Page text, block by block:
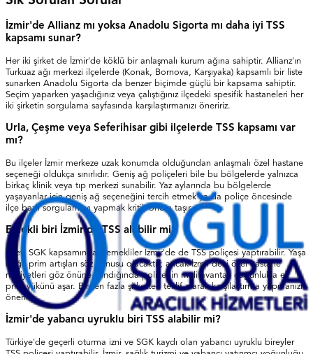
İzmir'de Allianz mı yoksa Anadolu Sigorta mı daha iyi TSS
kapsamı sunar?
Her iki şirket de İzmir'de köklü bir anlaşmalı kurum ağına sahiptir. Allianz'ın
Turkuaz ağı merkezi ilçelerde (Konak, Bornova, Karşıyaka) kapsamlı bir liste
sunarken Anadolu Sigorta da benzer biçimde güçlü bir kapsama sahiptir.
Seçim yaparken yaşadığınız veya çalıştığınız ilçedeki spesifik hastaneleri her
iki şirketin sorgulama sayfasında karşılaştırmanızı öneririz.
Urla, Çeşme veya Seferihisar gibi ilçelerde TSS kapsamı var
mı?
Bu ilçeler İzmir merkeze uzak konumda olduğundan anlaşmalı özel hastane
seçeneği oldukça sınırlıdır. Geniş ağ poliçeleri bile bu bölgelerde yalnızca
birkaç klinik veya tıp merkezi sunabilir. Yaz aylarında bu bölgelerde
yaşayanlar için geniş ağ seçeneğini tercih etmek ya da poliçe öncesinde
ilçe bazlı sorgulamayı yapmak kritik önem taşır.
Emekli biri İzmir'de TSS alabilir mi?
Evet. SGK kapsamındaki emekliler İzmir'de de TSS poliçesi yaptırabilir. Yaşa
bağlı prim artışları söz konusu olacaktır; ancak İzmir'deki özel hastane
maliyetleri göz önüne alındığında poliçenin mali avantajı çoğunlukla ek
prim yükünü aşar. Birden fazla şirketten teklif alarak karşılaştırma yapmanızı
öneririz.
İzmir'de yabancı uyruklu biri TSS alabilir mi?
Türkiye'de geçerli oturma izni ve SGK kaydı olan yabancı uyruklu bireyler